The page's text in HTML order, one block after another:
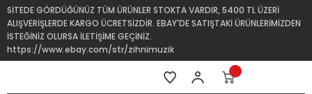
SİTEDE GÖRDÜĞÜNÜZ TÜM ÜRÜNLER STOKTA VARDIR, 5400 TL ÜZERİ
ALIŞVERİŞLERDE KARGO ÜCRETSİZDİR. EBAY'DE SATIŞTAKİ ÜRÜNLERİMİZDEN
İSTEĞİNİZ OLURSA İLETİŞİME GEÇİNİZ.
https://www.ebay.com/str/zihnimuzik